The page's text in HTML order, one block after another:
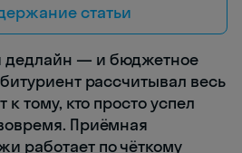
статьи
дедлайн — и бюджетное
рассчитывал весь
тому, кто просто успел
Приёмная
работает по чёткому